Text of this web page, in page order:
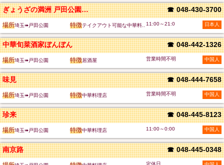
ぎょうざの満洲 戸田公園西口店 ☎ 048-430-3700
場所埼玉➠戸田公園 特徴テイクアウト可能な中華料.. 11:00～21:0 日本人
中華旬菜酒家ぼんぼん ☎ 048-442-1326
場所埼玉➠戸田公園 特徴居酒屋 営業時間不明 中国人
味見 ☎ 048-444-7658
場所埼玉➠戸田公園 特徴中華料理店 営業時間不明 中国人
珍来 ☎ 048-445-8123
場所埼玉➠戸田公園 特徴中華料理店 11:00～0:00 中国人
南京路 ☎ 048-445-0348